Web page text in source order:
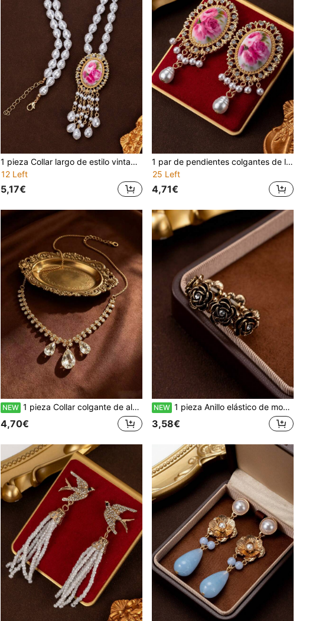
1 pieza Collar largo de estilo vintage elegante con cuentas de perlas falsas, estampado floral ovalado y brillantes rhinestones, con borlas exageradas
12 Left
5,17€
1 par de pendientes colgantes de lujo retro con perla falsa y estampado floral con diamantes en forma de elipse, pendientes llamativos exagerados con borlas
25 Left
4,71€
NEW 1 pieza Collar colgante de aleación de estilo coreano nuevo con adornos de strass geométricos brillantes de lujo vintage de moda para fiesta y banquete
4,70€
NEW 1 pieza Anillo elástico de moda vintage de lujo con forma de flor de rosa, con cuentas de strass brillantes
3,58€